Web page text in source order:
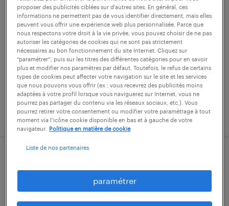
conducteur de ligne de
conditionnement (f/h)
bas-en-basset, haute-loire
intérim
12,31 € par heure
publié le 7 août 2026
saint-maurice-de-lignon, haute-loire
cdd
proposer des publicités ciblées sur d’autres sites. En général, ces
informations ne permettent pas de vous identifier directement, mais elles
peuvent vous offrir une expérience web plus personnalisée. Parce que
nous respectons votre droit à la vie privée, vous pouvez choisir de ne pas
autoriser les catégories de cookies qui ne sont pas strictement
nécessaires au bon fonctionnement du site Internet. Cliquez sur
“paramétrer”, puis sur les titres des différentes catégories pour en savoir
plus et modifier nos paramètres par défaut. Toutefois, le refus de certains
types de cookies peut affecter votre navigation sur le site et les services
que nous pouvons vous offrir (ex : vous recevrez des publicités moins
adaptées à votre profil lorsque vous naviguerez sur Internet, vous ne
pourrez pas partager du contenu via les réseaux sociaux, etc.). Vous
pourrez retirer votre consentement ou modifier votre paramétrage à tout
moment via l’icône cookie disponible en bas et à gauche de votre
navigateur.
Politique en matière de cookie
Liste de nos partenaires
paramétrer